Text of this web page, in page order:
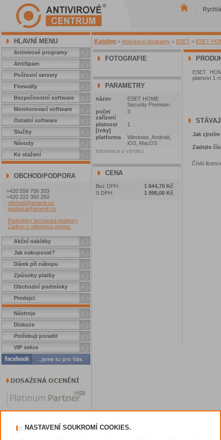
HLAVNÍ MENU
Antivirové programy
AntiSpam
Poštovní servery
Firewally
Bezpečnostní software
Monitorovací software
Ostatní software
Služby
Návody
Ke stažení
OBCHOD/PODPORA
+420 556 706 203
+420 222 360 250
obchod@amenit.cz
podpora@amenit.cz
Podmínky technické podpory
Žádost o odbornou pomoc
Akční nabídky
Jak nakupovat?
Dárek při nákupu
Způsoby platby
Obchodní podmínky
Prodejci
Nástroje
Diskuze
Potřebuji poradit
VIP sekce
Katalog » Antivirové programy » ESET » ESET
FOTOGRAFIE
PARAMETRY
název
ESET HOME
Security Premium
počet
zařízení
3
platnost
[roky]
1
platforma
Windows, Android,
iOS, MacOS
Informace o výrobci
CENA
Bez DPH:
1 644,70 Kč
S DPH:
1 990,00 Kč
ESET
platnost 1
Jak
Zadejte
Číslo
NASTAVENÍ SOUKROMÍ COOKIES.